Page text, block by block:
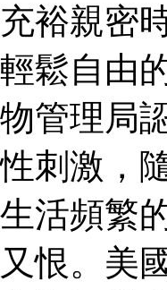
充裕親密
輕鬆自由
物管理局
性刺激，
生活頻繁
又恨。美